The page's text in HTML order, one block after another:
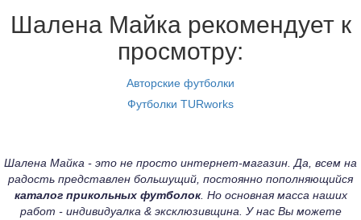
Шалена Майка рекомендует к
просмотру:
Авторские футболки
Футболки TURworks
Шалена Майка - это не просто интернет-магазин. Да, всем на
радость представлен большущий, постоянно пополняющийся
каталог прикольных футболок. Но основная масса наших
работ - индивидуалка & эксклюзивщина. У нас Вы можете